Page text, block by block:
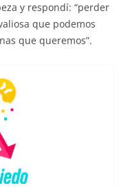
y respondí: “perder
que podemos
que queremos”.